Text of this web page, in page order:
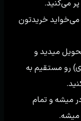
پر می‌کنید.
خریدتون
میدید و
رو مستقیم به
میشه و تمام
میشه.